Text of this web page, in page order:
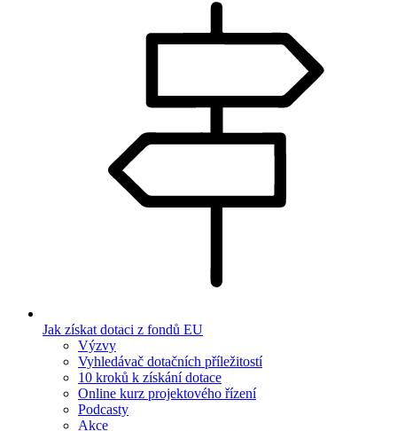
Jak získat dotaci z fondů EU
Výzvy
Vyhledávač dotačních příležitostí
10 kroků k získání dotace
Online kurz projektového řízení
Podcasty
Akce